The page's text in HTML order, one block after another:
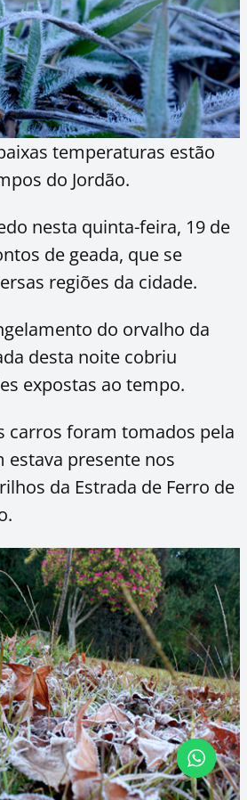
temperaturas estão
do Jordão.
nesta quinta-feira, 19 de
de geada, que se
regiões da cidade.
do orvalho da
desta noite cobriu
expostas ao tempo.
carros foram tomados pela
estava presente nos
da Estrada de Ferro de